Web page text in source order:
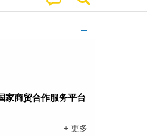
家商贸合作服务平台
+ 更多